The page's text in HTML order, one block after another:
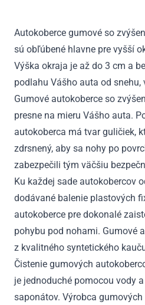
Tense
4x4
od
2022
Autokoberce gumové so
sú obľúbené hlavne pre vyšší
Výška okraja je až do 3 cm a
podlahu Vášho auta od
Gumové autokoberce so
presne na mieru Vášho auta.
autokoberca má tvar guličiek,
zdrsnený, aby sa nohy po
zabezpečili tým väčšiu
Ku každej sade autokobercov
dodávané balenie plastových
autokoberce pre dokonalé
pohybu pod nohami. Gumové
z kvalitného syntetického
Čistenie gumových
je jednoduché pomocou vody
saponátov. Výrobca